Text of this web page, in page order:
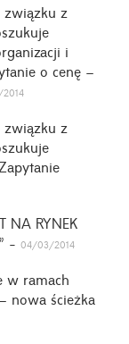
związku z
i
o cenę –
związku z
NA RYNEK
-04/03/2014
w ramach
nowa ścieżka